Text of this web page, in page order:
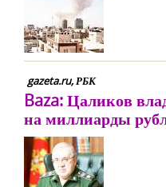
gazeta.ru, РБК
Baza: Цаликов
на миллиарды